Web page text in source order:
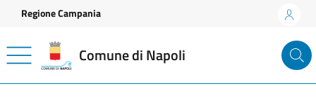
Vai ai contenuti
Vai al footer
Regione Campania
Comune di Napoli